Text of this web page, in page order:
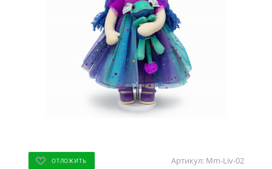
ОТЛОЖИТЬ Артикул: Mm-Liv-02